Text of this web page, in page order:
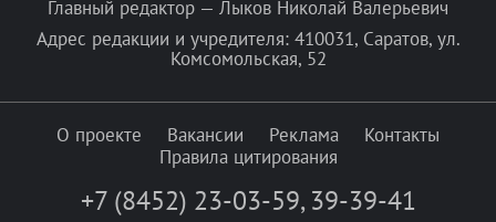
Главный редактор — Лыков Николай Валерьевич
Адрес редакции и учредителя: 410031, Саратов, ул.
Комсомольская, 52
О проекте Вакансии Реклама
Контакты
Правила цитирования
+7 (8452) 23-03-59, 39-39-41